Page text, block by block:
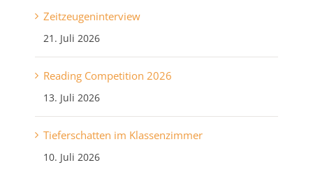
Zeitzeugeninterview
21. Juli 2026
Reading Competition 2026
13. Juli 2026
Tieferschatten im Klassenzimmer
10. Juli 2026